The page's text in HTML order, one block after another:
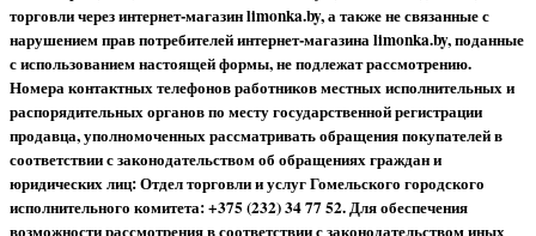
торговли через интернет-магазин limonka.by, а также не связанные с
нарушением прав потребителей интернет-магазина limonka.by, поданные
с использованием настоящей формы, не подлежат рассмотрению.
Номера контактных телефонов работников местных исполнительных и
распорядительных органов по месту государственной регистрации
продавца, уполномоченных рассматривать обращения покупателей в
соответствии с законодательством об обращениях граждан и
юридических лиц: Отдел торговли и услуг Гомельского городского
исполнительного комитета: +375 (232) 34 77 52.Для обеспечения
возможности рассмотрения в соответствии с законодательством иных